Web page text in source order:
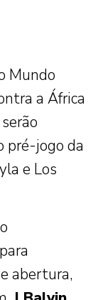
Mundo
a África
pré-jogo da
e Los
abertura,